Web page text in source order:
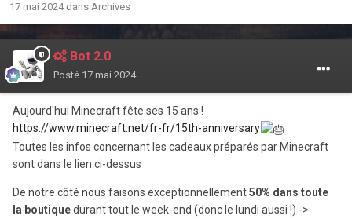
17 mai 2024dans Archives
Bot 2.0
Posté 17 mai 2024
Aujourd'hui Minecraft fête ses 15 ans !
https://www.minecraft.net/fr-fr/15th-anniversary
Toutes les infos concernant les cadeaux préparés par Minecraft
sont dans le lien ci-dessus
De notre côté nous faisons exceptionnellement50% dans toute
la boutiquedurant tout le week-end (donc le lundi aussi !) ->